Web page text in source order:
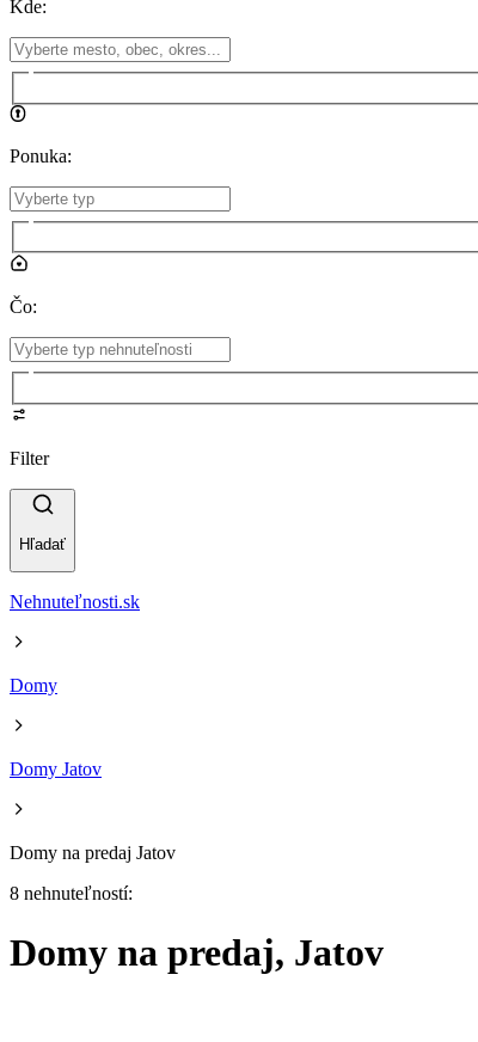
Kde:
Ponuka:
Čo:
Filter
Hľadať
Nehnuteľnosti.sk
Domy
Domy Jatov
Domy na predaj Jatov
8 nehnuteľností:
Domy na predaj, Jatov